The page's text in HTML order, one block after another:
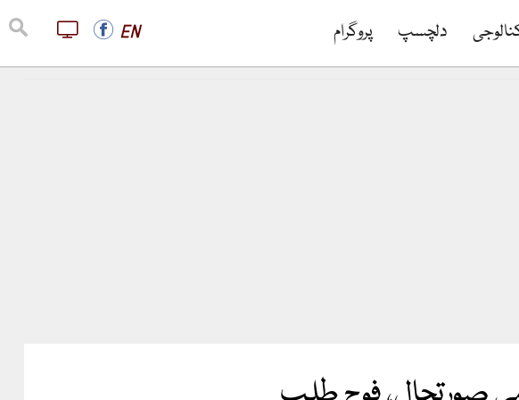
دلچسپ پروگرام EN